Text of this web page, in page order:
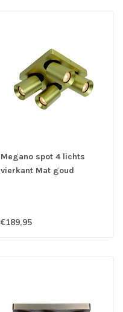
Megano spot 4 lichts
vierkant Mat goud
€189,95